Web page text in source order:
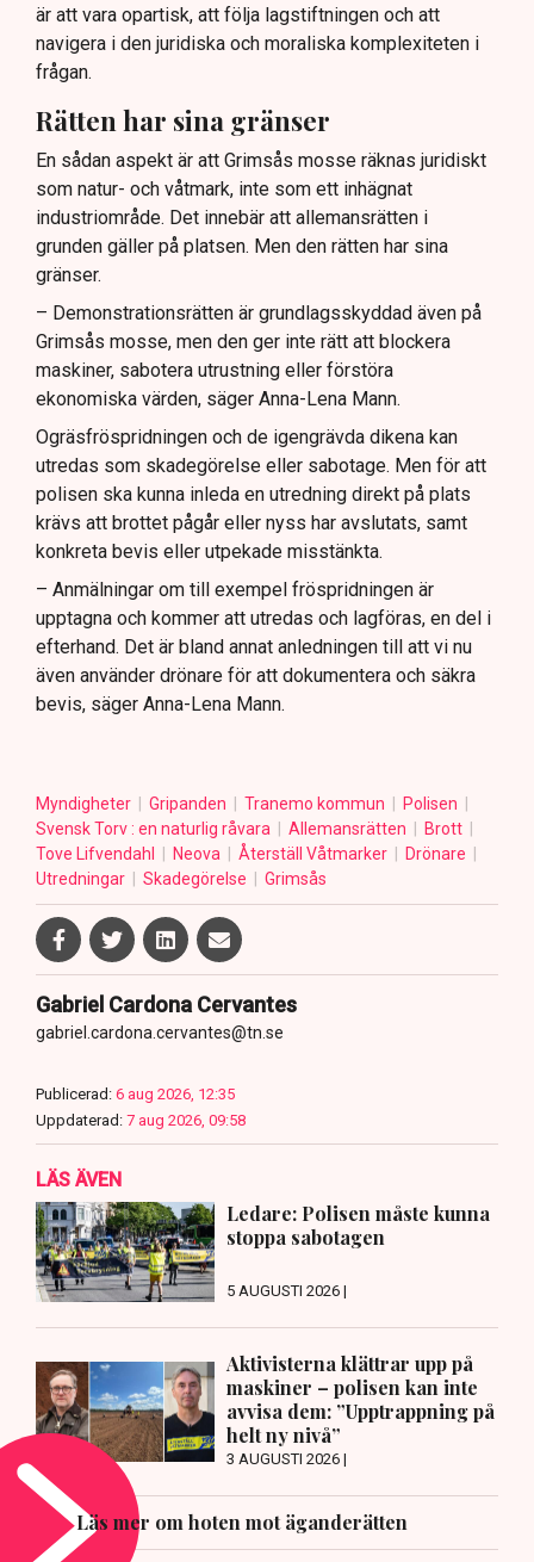
är att vara opartisk, att följa lagstiftningen och att
navigera i den juridiska och moraliska komplexiteten i
frågan.
Rätten har sina gränser
En sådan aspekt är att Grimsås mosse räknas juridiskt
som natur- och våtmark, inte som ett inhägnat
industriområde. Det innebär att allemansrätten i
grunden gäller på platsen. Men den rätten har sina
gränser.
– Demonstrationsrätten är grundlagsskyddad även på
Grimsås mosse, men den ger inte rätt att blockera
maskiner, sabotera utrustning eller förstöra
ekonomiska värden, säger Anna-Lena Mann.
Ogräsfröspridningen och de igengrävda dikena kan
utredas som skadegörelse eller sabotage. Men för att
polisen ska kunna inleda en utredning direkt på plats
krävs att brottet pågår eller nyss har avslutats, samt
konkreta bevis eller utpekade misstänkta.
– Anmälningar om till exempel fröspridningen är
upptagna och kommer att utredas och lagföras, en del i
efterhand. Det är bland annat anledningen till att vi nu
även använder drönare för att dokumentera och säkra
bevis, säger Anna-Lena Mann.
Myndigheter Gripanden Tranemo kommun
Polisen
Svensk Torv : en naturlig råvara
Allemansrätten
Brott
Tove Lifvendahl
Neova Återställ Våtmarker
Drönare
Utredningar
Skadegörelse Grimsås
Gabriel Cardona Cervantes
gabriel.cardona.cervantes@tn.se
Publicerad: 6 aug 2026, 12:35
Uppdaterad: 7 aug 2026, 09:58
LÄS ÄVEN
Ledare: Polisen måste kunna
stoppa sabotagen
5 AUGUSTI 2026 |
Aktivisterna klättrar upp på
maskiner – polisen kan inte
avvisa dem: ”Upptrappning på
helt ny nivå”
3 AUGUSTI 2026 |
Läs mer om hoten mot äganderätten